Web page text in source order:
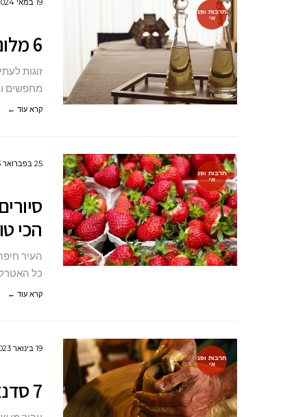
תרבות ופנ
אי
19 במאי 2024
6 מלונות בוטיק בארץ לזוגות בלבד
זוגות
מחפשים
קרא עוד ←
תרבות ופנ
אי
25 בפברואר 2023
הכי
העיר
כל
קרא עוד ←
תרבות ופנ
אי
19 בינואר 2023
7 סדנאות יצירה למבוגרים